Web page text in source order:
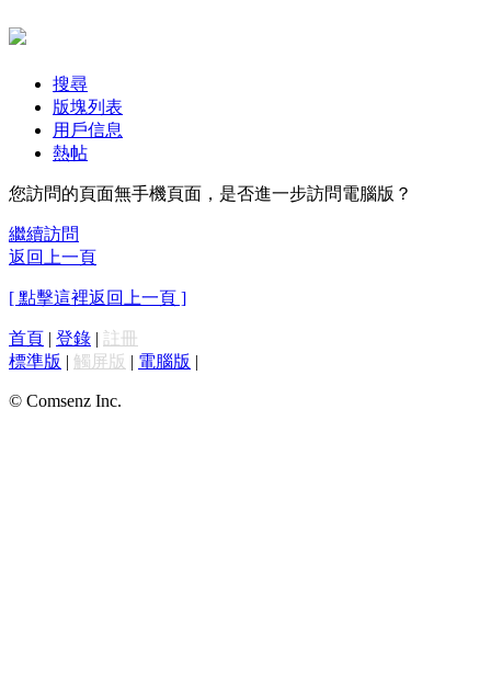
搜尋
版塊列表
用戶信息
熱帖
您訪問的頁面無手機頁面，是否進一步訪問電腦版？
繼續訪問
返回上一頁
[ 點擊這裡返回上一頁 ]
首頁 | 登錄 | 註冊
標準版 | 觸屏版 | 電腦版 |
© Comsenz Inc.